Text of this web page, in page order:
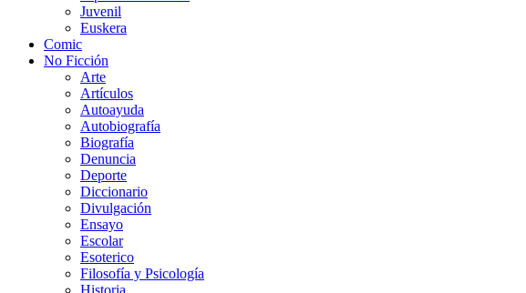
Juvenil
Euskera
Comic
No Ficción
Arte
Artículos
Autoayuda
Autobiografía
Biografía
Denuncia
Deporte
Diccionario
Divulgación
Ensayo
Escolar
Esoterico
Filosofía y Psicología
Historia